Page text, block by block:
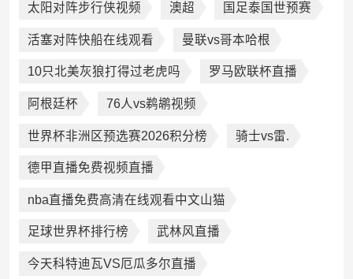
太阳对阵步行侠视频 澳超 国足泰国世预赛
活塞对阵快船在线观看 曼联vs哥本哈根
10只北美灰狼打得过老虎吗 罗马欧联杯直播
阿根廷杯 76人vs鹈鹕视频
世界杯非洲区预选赛2026积分榜 骑士vs雷.
德甲直播免费视频直播
nba直播免费高清在线观看中文山猫
足球世界杯排行榜 武林风直播
今天科特迪瓦VS厄瓜多尔直播